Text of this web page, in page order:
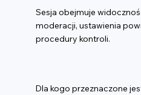
Sesja obejmuje
moderacji, ustawienia
procedury kontroli.
Dla kogo przeznaczone